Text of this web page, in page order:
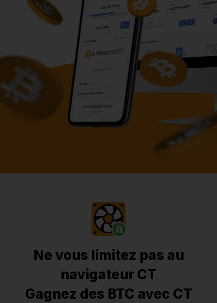
Ne vous limitez pas au
navigateur CT
Gagnez des BTC avec CT